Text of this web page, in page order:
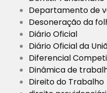
Departamento de
Desoneração da
Diário Oficial
Diário Oficial da
Diferencial
Dinâmica de
Direito do Trabalho